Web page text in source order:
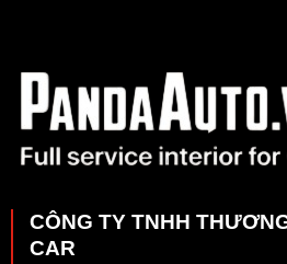
CÔNG TY TNHH
CAR